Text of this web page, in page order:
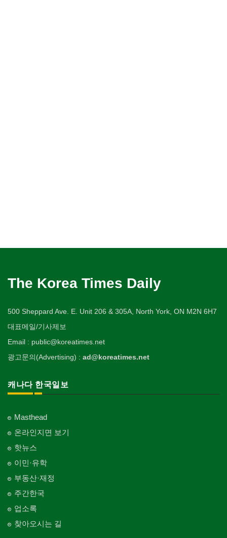
The Korea Times Daily
500 Sheppard Ave. E. Unit 206 & 305A, North York, ON M2N 6H7
대표메일/기사제보
Email : public@koreatimes.net
광고문의(Advertising) : ad@koreatimes.net
캐나다 한국일보
Masthead
온라인지면 보기
핫뉴스
이민·유학
부동산·재정
주간한국
업소록
찾아오시는 길